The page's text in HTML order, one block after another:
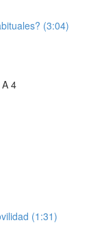
(3:04)
4
(1:31)